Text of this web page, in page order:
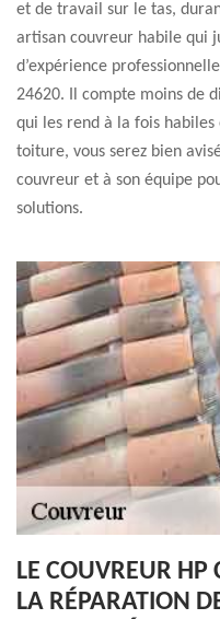
et de travail sur le tas,
artisan couvreur habile qui
d’expérience
24620. Il compte moins de
qui les rend à la fois
toiture, vous serez bien
couvreur et à son équipe
solutions.
LE COUVREUR HP
LA RÉPARATION